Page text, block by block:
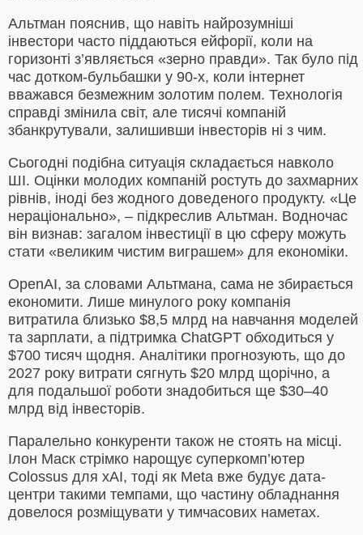
Альтман пояснив, що навіть найрозумніші
інвестори часто піддаються ейфорії, коли на
горизонті з’являється «зерно правди». Так було під
час дотком-бульбашки у 90-х, коли інтернет
вважався безмежним золотим полем. Технологія
справді змінила світ, але тисячі компаній
збанкрутували, залишивши інвесторів ні з чим.
Сьогодні подібна ситуація складається навколо
ШІ. Оцінки молодих компаній ростуть до захмарних
рівнів, іноді без жодного доведеного продукту. «Це
нераціонально», – підкреслив Альтман. Водночас
він визнав: загалом інвестиції в цю сферу можуть
стати «великим чистим виграшем» для економіки.
OpenAI, за словами Альтмана, сама не збирається
економити. Лише минулого року компанія
витратила близько $8,5 млрд на навчання моделей
та зарплати, а підтримка ChatGPT обходиться у
$700 тисяч щодня. Аналітики прогнозують, що до
2027 року витрати сягнуть $20 млрд щорічно, а
для подальшої роботи знадобиться ще $30–40
млрд від інвесторів.
Паралельно конкуренти також не стоять на місці.
Ілон Маск стрімко нарощує суперкомп’ютер
Colossus для xAI, тоді як Meta вже будує дата-
центри такими темпами, що частину обладнання
довелося розміщувати у тимчасових наметах.